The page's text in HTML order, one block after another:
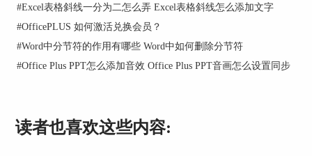
#Excel表格斜线一分为二怎么弄 Excel表格斜线怎么添加文字
#OfficePLUS 如何激活兑换会员？
#Word中分节符的作用有哪些 Word中如何删除分节符
#Office Plus PPT怎么添加音效 Office Plus PPT音画怎么设置同步
读者也喜欢这些内容: